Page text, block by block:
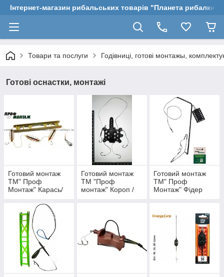
Інтернет-магазин рибальських товарів "Планета рибалки"
Товари та послуги Годівниці, готові монтажы,
Готові оснастки, монтажі
Готовий монтаж
ТМ" Проф
Монтаж" Карась/
Готовий монтаж
ТМ "Проф
монтаж" Короп /
Готовий монтаж
ТМ" Проф
Монтаж" Фідер